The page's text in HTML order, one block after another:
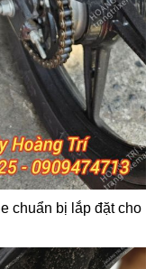
chuẩn bị lắp đặt cho